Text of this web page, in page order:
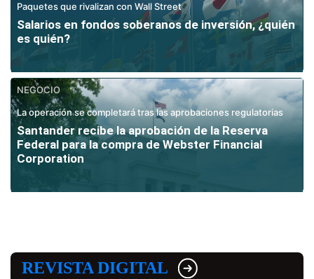
Paquetes que rivalizan con Wall Street
Salarios en fondos soberanos de inversión, ¿quién
es quién?
NEGOCIO
La operación se completará tras las aprobaciones regulatorias
Santander recibe la aprobación de la Reserva
Federal para la compra de Webster Financial
Corporation
REVISTA DIGITAL